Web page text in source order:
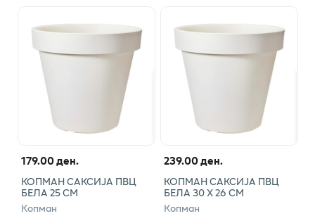
179.00 ден.
КОПМАН САКСИЈА ПВЦ
БЕЛА 25 СМ
Копман
239.00 ден.
КОПМАН САКСИЈА ПВЦ
БЕЛА 30 X 26 CM
Копман